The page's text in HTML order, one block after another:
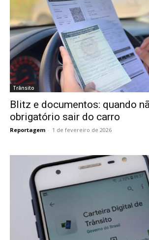
Trânsito
Blitz e documentos: quando
obrigatório sair do carro
Reportagem - 1 de fevereiro de 2026